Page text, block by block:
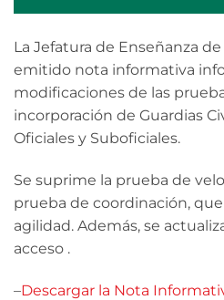
La Jefatura de Enseñanza
emitido nota informativa
modificaciones de las
incorporación de Guardias
Oficiales y Suboficiales.
Se suprime la prueba de
prueba de coordinación,
agilidad. Además, se
acceso .
–Descargar la Nota